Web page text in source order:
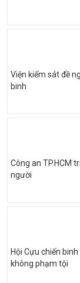
Viện kiểm sát đề
binh
Công an TP.HCM
người
Hội Cựu chiến
không phạm tội